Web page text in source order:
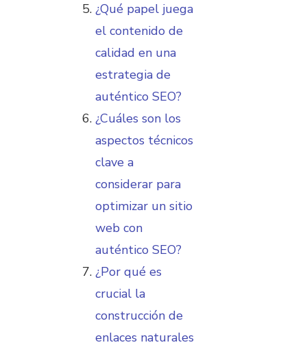
¿Qué papel juega
el contenido de
calidad en una
estrategia de
auténtico SEO?
¿Cuáles son los
aspectos técnicos
clave a
considerar para
optimizar un sitio
web con
auténtico SEO?
¿Por qué es
crucial la
construcción de
enlaces naturales